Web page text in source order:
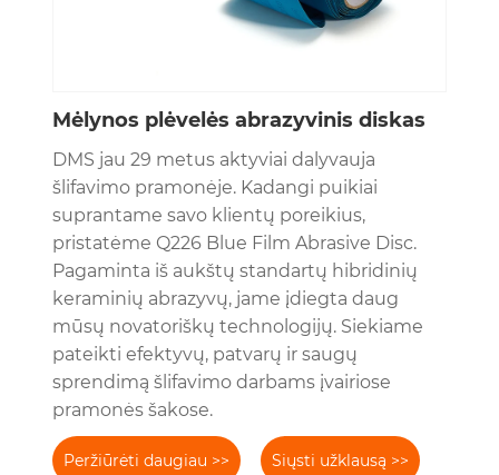
Mėlynos plėvelės abrazyvinis diskas
DMS jau 29 metus aktyviai dalyvauja
šlifavimo pramonėje. Kadangi puikiai
suprantame savo klientų poreikius,
pristatėme Q226 Blue Film Abrasive Disc.
Pagaminta iš aukštų standartų hibridinių
keraminių abrazyvų, jame įdiegta daug
mūsų novatoriškų technologijų. Siekiame
pateikti efektyvų, patvarų ir saugų
sprendimą šlifavimo darbams įvairiose
pramonės šakose.
Peržiūrėti daugiau >> Siųsti užklausą >>